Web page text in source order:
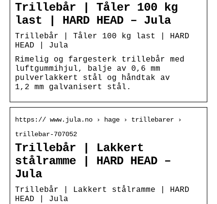
Trillebår | Tåler 100 kg
last | HARD HEAD – Jula
Trillebår | Tåler 100 kg last | HARD
HEAD | Jula
Rimelig og fargesterk trillebår med
luftgummihjul, balje av 0,6 mm
pulverlakkert stål og håndtak av
1,2 mm galvanisert stål.
https:// www.jula.no › hage › trillebarer ›
trillebar-707052
Trillebår | Lakkert
stålramme | HARD HEAD –
Jula
Trillebår | Lakkert stålramme | HARD
HEAD | Jula